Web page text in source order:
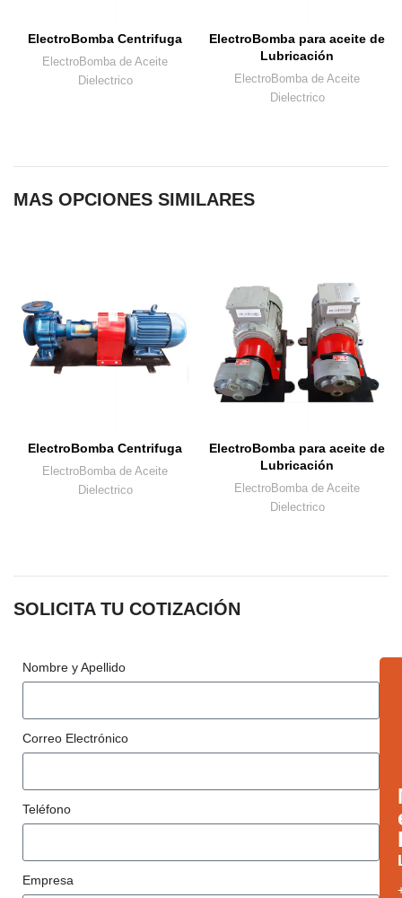
ElectroBomba Centrifuga
ElectroBomba de Aceite
Dielectrico
ElectroBomba para aceite de
Lubricación
ElectroBomba de Aceite
Dielectrico
MAS OPCIONES SIMILARES
ElectroBomba Centrifuga
ElectroBomba de Aceite
Dielectrico
ElectroBomba para aceite de
Lubricación
ElectroBomba de Aceite
Dielectrico
SOLICITA TU COTIZACIÓN
Nombre y Apellido
Correo Electrónico
Teléfono
Empresa